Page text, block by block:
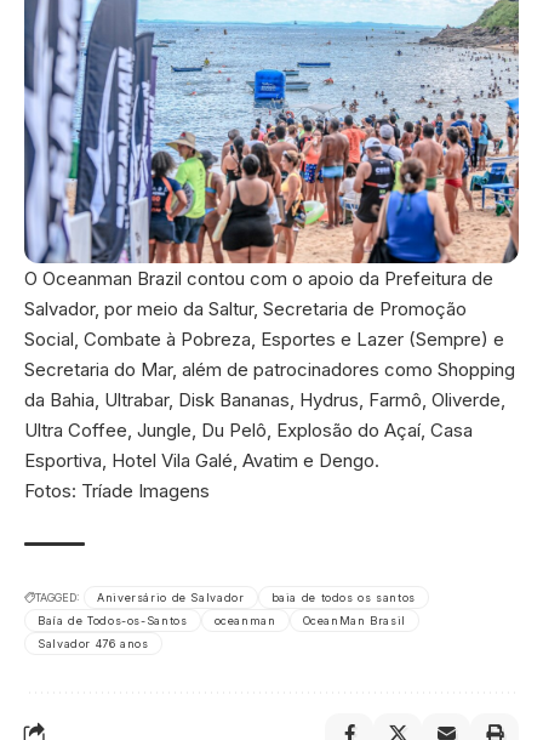
O Oceanman Brazil contou com o apoio da Prefeitura de
Salvador, por meio da Saltur, Secretaria de Promoção
Social, Combate à Pobreza, Esportes e Lazer (Sempre) e
Secretaria do Mar, além de patrocinadores como Shopping
da Bahia, Ultrabar, Disk Bananas, Hydrus, Farmô, Oliverde,
Ultra Coffee, Jungle, Du Pelô, Explosão do Açaí, Casa
Esportiva, Hotel Vila Galé, Avatim e Dengo.
Fotos: Tríade Imagens
TAGGED: Aniversário de Salvador
baia de todos os santos
Baía de Todos-os-Santos
oceanman
OceanMan Brasil
Salvador 476 anos